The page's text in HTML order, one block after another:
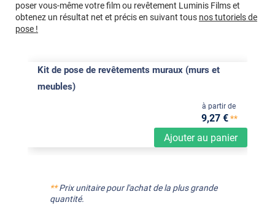
poser vous-même votre film ou revêtement Luminis Films et
obtenez un résultat net et précis en suivant tous nos tutoriels de
pose !
Kit de pose de revêtements muraux (murs et
meubles)
Ajouter au panier
à partir de
9,27 €**
**Prix unitaire pour l'achat de la plus grande
quantité.